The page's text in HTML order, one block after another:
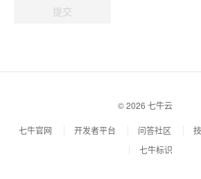
提交
© 2026 七牛云
七牛官网 开发者平台 问答社区
七牛标识